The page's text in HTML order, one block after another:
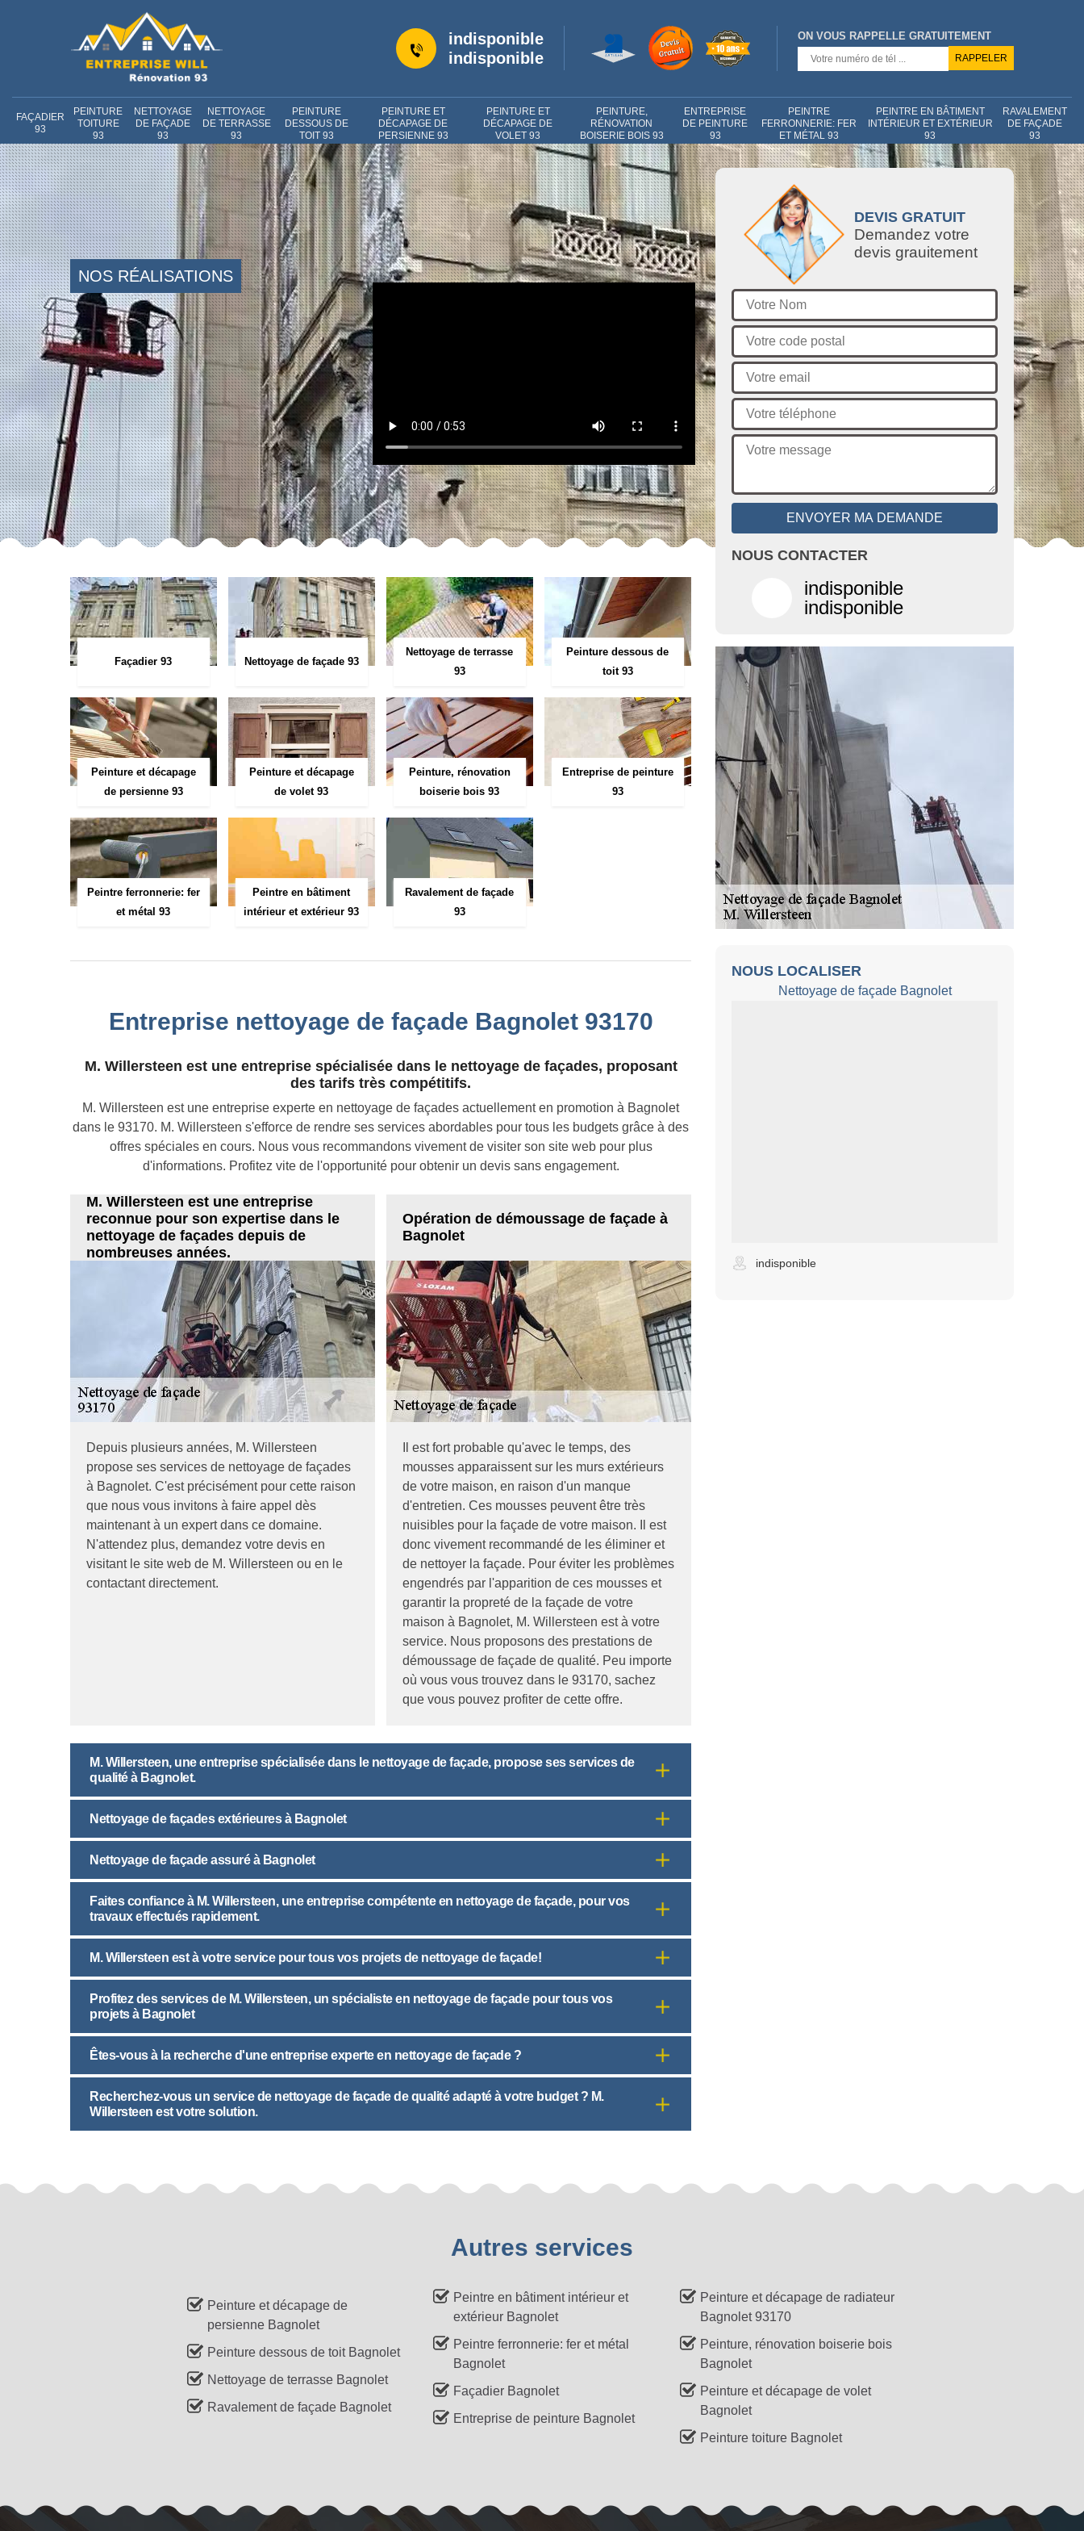
indisponible
indisponible
ON VOUS RAPPELLE GRATUITEMENT
FAÇADIER
93
PEINTURE
TOITURE
93
NETTOYAGE
DE FAÇADE
93
NETTOYAGE
DE TERRASSE
93
PEINTURE
DESSOUS DE
TOIT 93
PEINTURE ET
DÉCAPAGE DE
PERSIENNE 93
PEINTURE ET
DÉCAPAGE DE
VOLET 93
PEINTURE,
RÉNOVATION
BOISERIE BOIS 93
ENTREPRISE
DE PEINTURE
93
PEINTRE
FERRONNERIE: FER
ET MÉTAL 93
PEINTRE EN BÂTIMENT
INTÉRIEUR ET EXTÉRIEUR
93
RAVALEMENT
DE FAÇADE
93
NOS RÉALISATIONS
Façadier 93 Nettoyage de façade 93
Nettoyage de terrasse
93
Peinture dessous de
toit 93
Peinture et décapage
de persienne 93
Peinture et décapage
de volet 93
Peinture, rénovation
boiserie bois 93
Entreprise de peinture
93
Peintre ferronnerie: fer
et métal 93
Peintre en bâtiment
intérieur et extérieur 93
Ravalement de façade
93
Entreprise nettoyage de façade Bagnolet 93170
M. Willersteen est une entreprise spécialisée dans le nettoyage de façades, proposant
des tarifs très compétitifs.
M. Willersteen est une entreprise experte en nettoyage de façades actuellement en promotion à Bagnolet
dans le 93170. M. Willersteen s'efforce de rendre ses services abordables pour tous les budgets grâce à des
offres spéciales en cours. Nous vous recommandons vivement de visiter son site web pour plus
d'informations. Profitez vite de l'opportunité pour obtenir un devis sans engagement.
M. Willersteen est une entreprise
reconnue pour son expertise dans le
nettoyage de façades depuis de
nombreuses années.
Depuis plusieurs années, M. Willersteen
propose ses services de nettoyage de façades
à Bagnolet. C'est précisément pour cette raison
que nous vous invitons à faire appel dès
maintenant à un expert dans ce domaine.
N'attendez plus, demandez votre devis en
visitant le site web de M. Willersteen ou en le
contactant directement.
Opération de démoussage de façade à
Bagnolet
Il est fort probable qu'avec le temps, des
mousses apparaissent sur les murs extérieurs
de votre maison, en raison d'un manque
d'entretien. Ces mousses peuvent être très
nuisibles pour la façade de votre maison. Il est
donc vivement recommandé de les éliminer et
de nettoyer la façade. Pour éviter les problèmes
engendrés par l'apparition de ces mousses et
garantir la propreté de la façade de votre
maison à Bagnolet, M. Willersteen est à votre
service. Nous proposons des prestations de
démoussage de façade de qualité. Peu importe
où vous vous trouvez dans le 93170, sachez
que vous pouvez profiter de cette offre.
M. Willersteen, une entreprise spécialisée dans le nettoyage de façade, propose ses services de
qualité à Bagnolet.
Nettoyage de façades extérieures à Bagnolet
Nettoyage de façade assuré à Bagnolet
Faites confiance à M. Willersteen, une entreprise compétente en nettoyage de façade, pour vos
travaux effectués rapidement.
M. Willersteen est à votre service pour tous vos projets de nettoyage de façade!
Profitez des services de M. Willersteen, un spécialiste en nettoyage de façade pour tous vos
projets à Bagnolet
Êtes-vous à la recherche d'une entreprise experte en nettoyage de façade ?
Recherchez-vous un service de nettoyage de façade de qualité adapté à votre budget ? M.
Willersteen est votre solution.
DEVIS GRATUIT
Demandez votre
devis grauitement
NOUS CONTACTER
indisponible
indisponible
NOUS LOCALISER
Nettoyage de façade Bagnolet
indisponible
Autres services
Peinture et décapage de
persienne Bagnolet
Peinture dessous de toit Bagnolet
Nettoyage de terrasse Bagnolet
Ravalement de façade Bagnolet
Peintre en bâtiment intérieur et
extérieur Bagnolet
Peintre ferronnerie: fer et métal
Bagnolet
Façadier Bagnolet
Entreprise de peinture Bagnolet
Peinture et décapage de radiateur
Bagnolet 93170
Peinture, rénovation boiserie bois
Bagnolet
Peinture et décapage de volet
Bagnolet
Peinture toiture Bagnolet